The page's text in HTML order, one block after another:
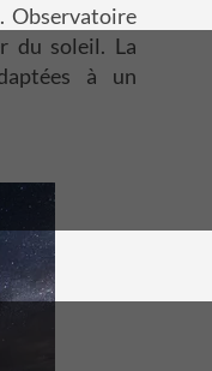
Observatoire
du soleil. La
à un